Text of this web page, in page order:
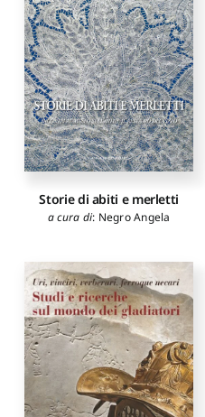
Storie di abiti e merletti
a cura di: Negro Angela